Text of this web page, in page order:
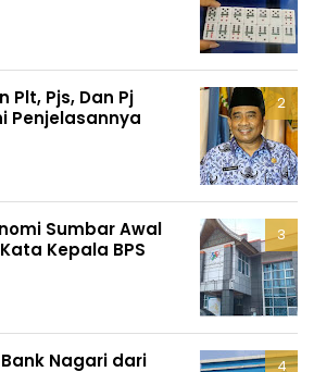
Pjs, Dan Pj
Penjelasannya
Sumbar Awal
Kepala BPS
Nagari dari